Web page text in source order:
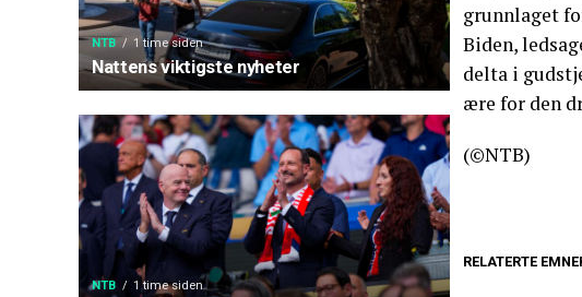
NTB 1 time siden
Nattens viktigste nyheter
NTB 1 time siden
grunnlaget
Biden,
delta i
ære for den
(©NTB)
RELATERTE